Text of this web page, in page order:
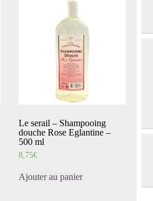
Le serail – Shampooing
douche Rose Eglantine –
500 ml
8,75€
Ajouter au panier